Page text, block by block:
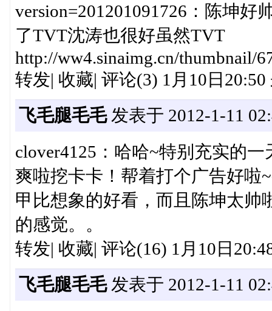
version=201201091726：陈坤
了TVT沈涛也很好虽然TVT
http://ww4.sinaimg.cn/thumbnail/
转发| 收藏| 评论(3) 1月10日
飞毛腿毛毛发表于 2012-1-11
clover4125：哈哈~特别充实的
爽啦挖卡卡！帮着打个广告好啦
甲比想象的好看，而且陈坤太帅
的感觉。。
转发| 收藏| 评论(16) 1月10日
飞毛腿毛毛发表于 2012-1-11